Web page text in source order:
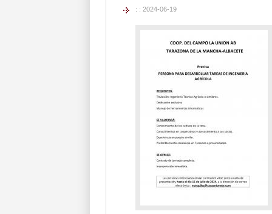
: : 2024-06-19